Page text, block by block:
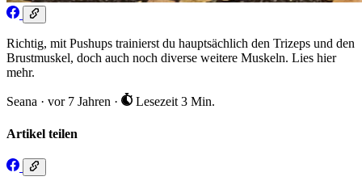
Richtig, mit Pushups trainierst du hauptsächlich den Trizeps und den
Brustmuskel, doch auch noch diverse weitere Muskeln. Lies hier
mehr.
Seana · vor 7 Jahren · Lesezeit 3 Min.
Artikel teilen